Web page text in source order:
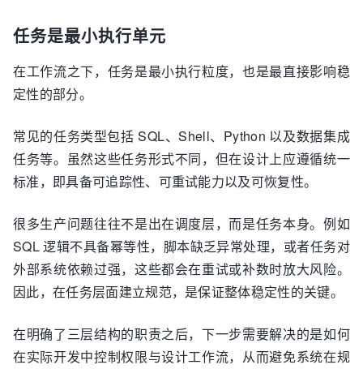
任务是最小执行单元
在工作流之下，任务是最小执行粒度，也是最直接影响稳
定性的部分。
常见的任务类型包括 SQL、Shell、Python 以及数据集成
任务等。虽然这些任务形式不同，但在设计上应遵循统一
标准，即具备可追踪性、可重试能力以及可恢复性。
很多生产问题往往不是出在调度层，而是任务本身。例如
SQL 逻辑不具备幂等性，脚本缺乏异常处理，或者任务对
外部系统依赖过强，这些都会在重试或补数时放大风险。
因此，在任务层面建立规范，是保证整体稳定性的关键。
在明确了三层结构的职责之后，下一步需要解决的是如何
在实际开发中控制权限与设计工作流，从而避免系统在规